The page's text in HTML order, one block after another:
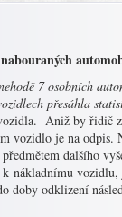
7 osobních
přesáhla
Aniž by řidič
vozidlo je na odpis.
dalšího
nákladnímu
doby odklizení